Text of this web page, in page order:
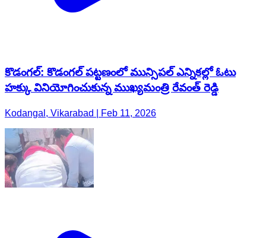
కొడంగల్: కొడంగల్ పట్టణంలో మున్సిపల్ ఎన్నికల్లో ఓటు
హక్కు వినియోగించుకున్న ముఖ్యమంత్రి రేవంత్ రెడ్డి
Kodangal, Vikarabad | Feb 11, 2026